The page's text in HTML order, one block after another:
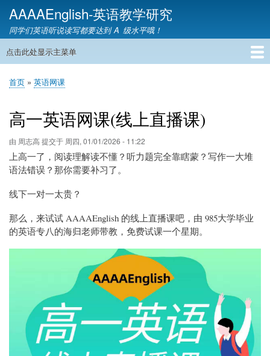
跳
转
到
AAAAEnglish-英语教学研究
同学们英语听说读写都要达到 A 级水平哦！
主
航
点击此处显示主菜单
首页
英语网课
教材精讲
英语语音
英语语法
英语词汇
雅思托福
英语教学
教育资讯
英语家教
联系我们
面
屑
首页 英语网课
高一英语网课(线上直播课)
由 周志高提交于 周四, 01/01/2026 - 11:22
上高一了，阅读理解读不懂？听力题完全靠瞎蒙？写作一大堆
语法错误？那你需要补习了。
线下一对一太贵？
那么，来试试 AAAAEnglish 的线上直播课吧，由 985大学毕业
的英语专八的海归老师带教，免费试课一个星期。